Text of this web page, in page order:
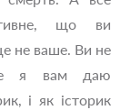
що ви
не ваше. Ви не
я вам даю
і як історик